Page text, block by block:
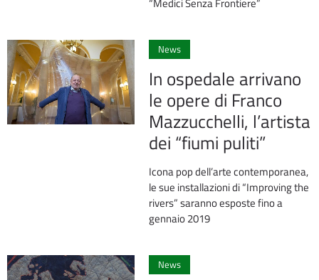
News
In ospedale arrivano
le opere di Franco
Mazzucchelli, l’artista
dei “fiumi puliti”
Icona pop dell’arte contemporanea,
le sue installazioni di “Improving the
rivers” saranno esposte fino a
gennaio 2019
News